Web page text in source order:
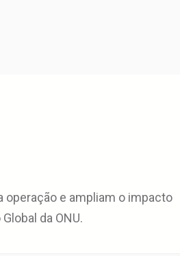
operação e ampliam o impacto
da ONU.